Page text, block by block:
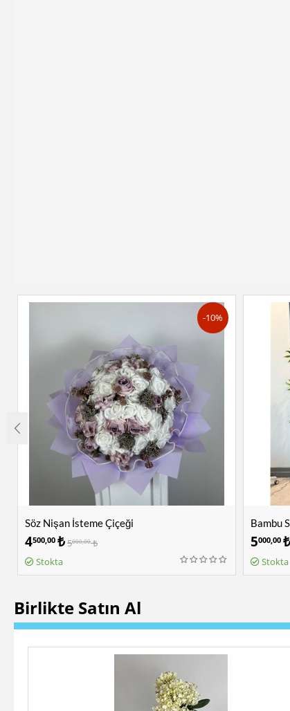
-10%
Söz Nişan İsteme Çiçeği
4500,00 ₺5000,00 ₺
Stokta
Bambu
5000,00 ₺
Stokta
Birlikte Satın Al